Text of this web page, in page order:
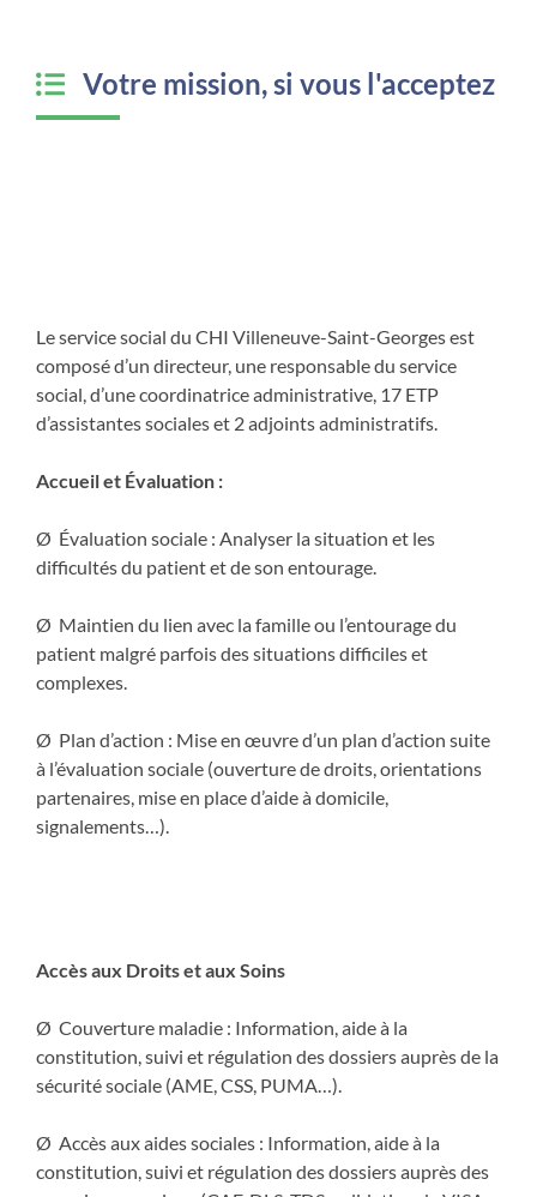
Votre mission, si vous l'acceptez
Le service social du CHI Villeneuve-Saint-Georges est
composé d’un directeur, une responsable du service
social, d’une coordinatrice administrative, 17 ETP
d’assistantes sociales et 2 adjoints administratifs.
Accueil et Évaluation :
Ø Évaluation sociale : Analyser la situation et les
difficultés du patient et de son entourage.
Ø Maintien du lien avec la famille ou l’entourage du
patient malgré parfois des situations difficiles et
complexes.
Ø Plan d’action : Mise en œuvre d’un plan d’action suite
à l’évaluation sociale (ouverture de droits, orientations
partenaires, mise en place d’aide à domicile,
signalements…).
Accès aux Droits et aux Soins
Ø Couverture maladie : Information, aide à la
constitution, suivi et régulation des dossiers auprès de la
sécurité sociale (AME, CSS, PUMA…).
Ø Accès aux aides sociales : Information, aide à la
constitution, suivi et régulation des dossiers auprès des